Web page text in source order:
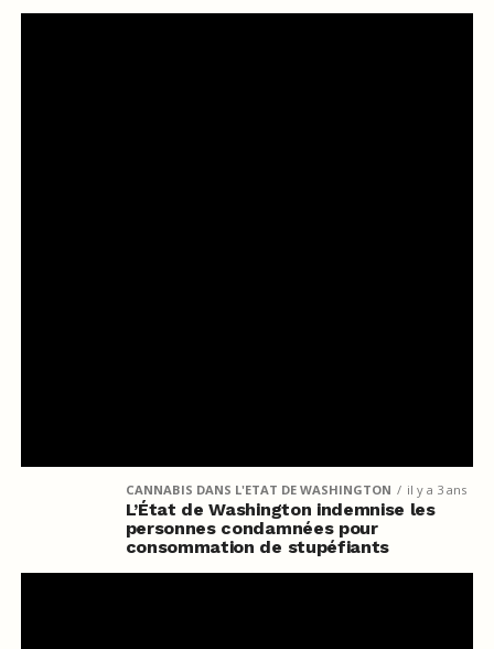
CANNABIS DANS L'ETAT DE WASHINGTON il y a 3 ans
L’État de Washington indemnise les
personnes condamnées pour
consommation de stupéfiants